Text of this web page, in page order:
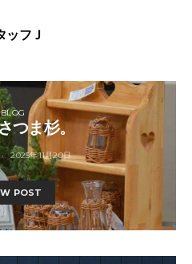
ッフＪ
BLOG
つま杉。
2025年11月20日
POST